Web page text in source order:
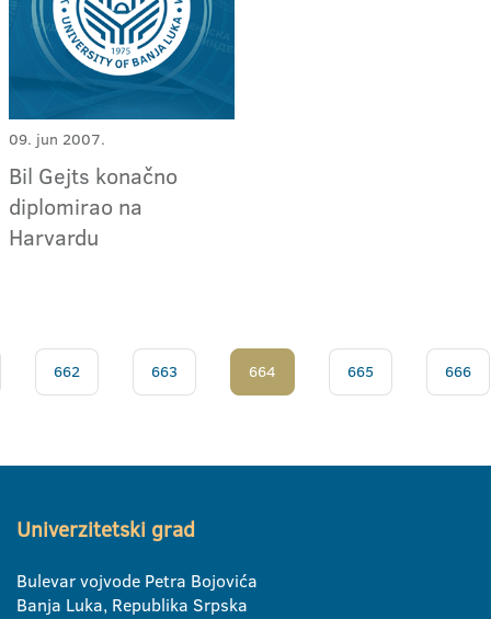
09. jun 2007.
Bil Gejts konačno
diplomirao na
Harvardu
662 663 664 665 666
Univerzitetski grad
Bulevar vojvode Petra Bojovića
Banja Luka, Republika Srpska